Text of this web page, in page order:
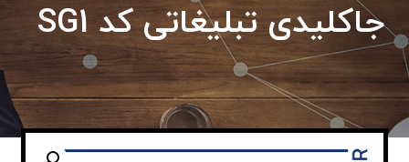
جاکلیدی تبلیغاتی کد SG1